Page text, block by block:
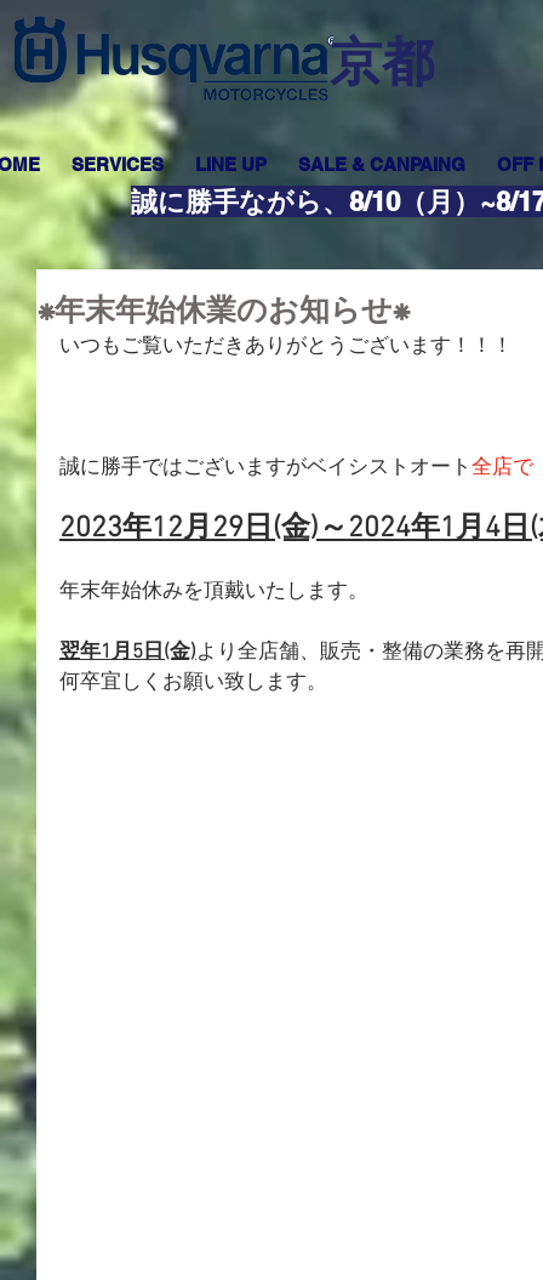
​京都
SERVICES LINE UP SALE & CANPAING OFF
誠に勝手ながら、8/10（月）~8/
⁕年末年始休業のお知らせ⁕
いつもご覧いただきありがとうございます！！！
誠に勝手ではございますがベイシストオート 全店で
2023年12月29日(金)～2024年1月4日
年末年始休みを頂戴いたします。
翌年1月5日(金)より全店舗、販売・整備の業務を再
何卒宜しくお願い致します。